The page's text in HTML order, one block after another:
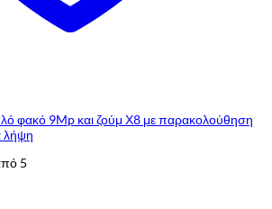
φακό 9Mp και ζούμ Χ8 με παρακολούθηση
λήψη
5